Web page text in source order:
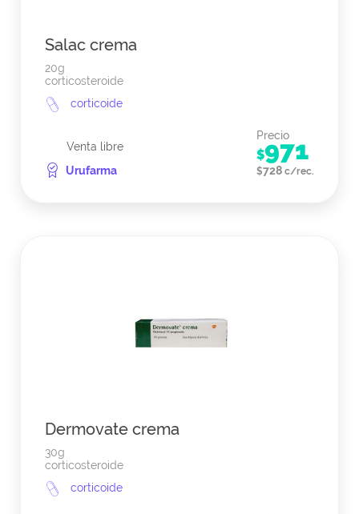
Salac crema
20g
corticosteroide
corticoide
Venta libre
Urufarma
Precio
$971
$728 c/rec.
Dermovate crema
30g
corticosteroide
corticoide